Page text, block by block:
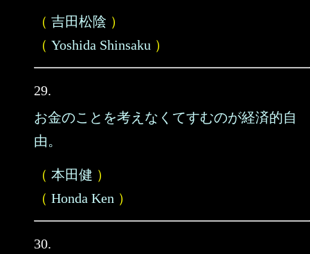
（ 吉田松陰 ）
（ Yoshida Shinsaku ）
29.
お金のことを考えなくてすむのが経済的自
由。
（ 本田健 ）
（ Honda Ken ）
30.